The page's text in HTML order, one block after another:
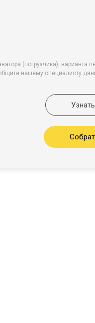
(погрузчика), варианта
нашему специалисту